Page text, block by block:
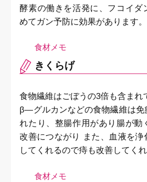
酵素の働きを活発に、フコイダ
めてガン予防に効果があります。
きくらげ
食物繊維はごぼうの3倍も含まれ
β―グルカンなどの食物繊維は免
れたり、整腸作用があり腸が動
改善につながり また、血液を浄
してくれるので痔も改善してくれ